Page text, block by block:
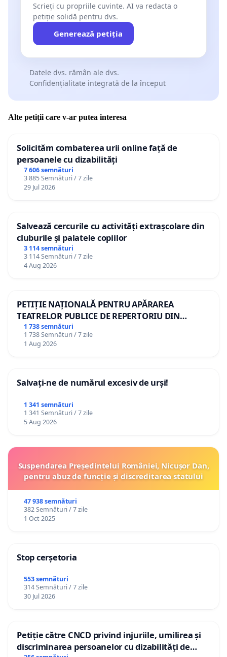
Scrieți cu propriile cuvinte. AI va redacta o
petiție solidă pentru dvs.
Generează petiția
Datele dvs. rămân ale dvs.
Confidențialitate integrată de la început
Alte petiții care v-ar putea interesa
Solicităm combaterea urii online față de
persoanele cu dizabilități
7 606 semnături
3 885 Semnături / 7 zile
29 Jul 2026
Salvează cercurile cu activități extrașcolare din
cluburile și palatele copiilor
3 114 semnături
3 114 Semnături / 7 zile
4 Aug 2026
PETIȚIE NAȚIONALĂ PENTRU APĂRAREA
TEATRELOR PUBLICE DE REPERTORIU DIN
ROMÂNIA
1 738 semnături
1 738 Semnături / 7 zile
1 Aug 2026
Salvați-ne de numărul excesiv de urși!
1 341 semnături
1 341 Semnături / 7 zile
5 Aug 2026
Suspendarea Președintelui României, Nicușor Dan,
pentru abuz de funcție și discreditarea statului
47 938 semnături
382 Semnături / 7 zile
1 Oct 2025
Stop cerșetoria
553 semnături
314 Semnături / 7 zile
30 Jul 2026
Petiție către CNCD privind injuriile, umilirea și
discriminarea persoanelor cu dizabilități de